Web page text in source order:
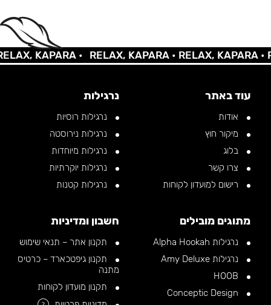
KAPARA • RELAX, KAPARA •RELAX, KAPARA •
עוד באתר
אודות
מיקור חוץ
בלוג
צרו קשר
רישום למועדון לקוחות
נרגילות
נרגילות רוסיות
נרגילות נירוסטה
נרגילות מיוחדות
נרגילות יוקרתיות
נרגילות קטנות
מתוגים מובילים
נרגילות Alpha Hookah
נרגילות Amy Deluxe
חשבון ומדיניות
תקנון אתר – תנאי שימוש
תקנון גיפטכארד – כרטיס
מתנה
תקנון מועדון לקוחות